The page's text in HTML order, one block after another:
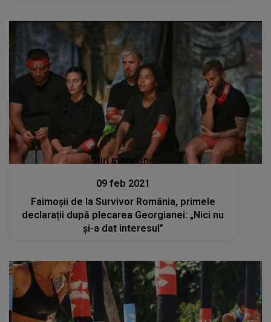
Stiri mondene
09 feb 2021
Faimoșii de la Survivor România, primele
declarații după plecarea Georgianei: „Nici nu
și-a dat interesul”